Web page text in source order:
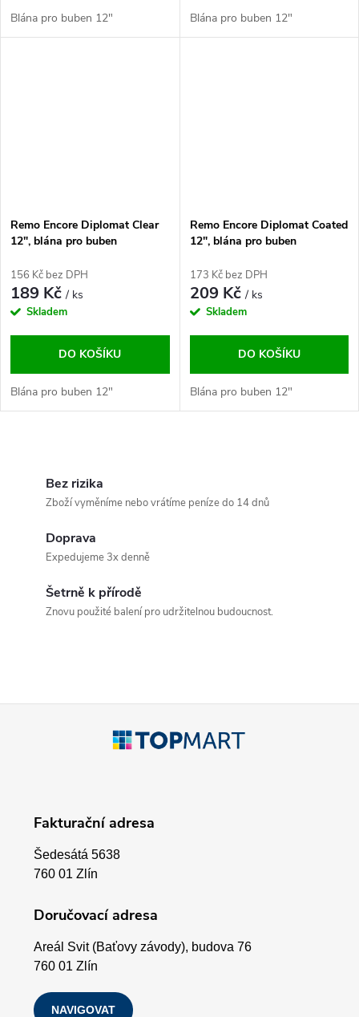
Blána pro buben 12" Blána pro buben 12"
Remo Encore Diplomat Clear
12", blána pro buben
156 Kč bez DPH
189 Kč/ ks
Skladem
DO KOŠÍKU
Blána pro buben 12"
Remo Encore Diplomat Coated
12", blána pro buben
173 Kč bez DPH
209 Kč/ ks
Skladem
DO KOŠÍKU
Blána pro buben 12"
p
Bez rizika
Zboží vyměníme nebo vrátíme peníze do 14 dnů
Doprava
Expedujeme 3x denně
Šetrně k přírodě
Znovu použité balení pro udržitelnou budoucnost.
Fakturační adresa
Šedesátá 5638
760 01 Zlín
Doručovací adresa
Areál Svit (Baťovy závody), budova 76
760 01 Zlín
NAVIGOVAT